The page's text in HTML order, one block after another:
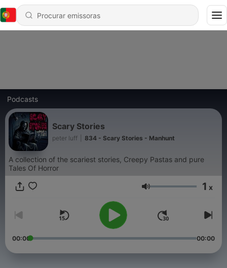
Podcasts
Scary Stories
peter luff 834 - Scary Stories - Manhunt
A collection of the scariest stories, Creepy Pastas and pure
Tales Of Horror
Volume 1 x
00:00 00:00